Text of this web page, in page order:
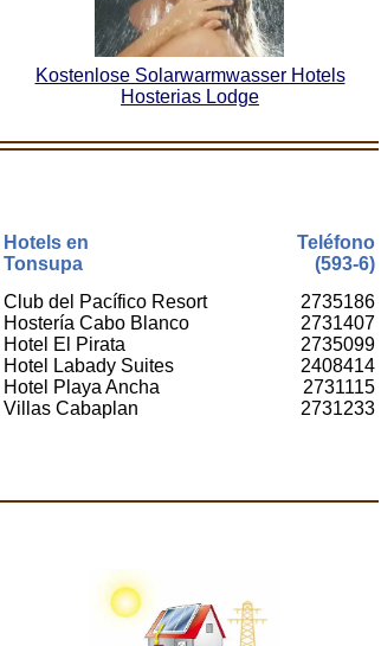
Club del Pacífico Resort
Hostería Cabo Blanco
Hotel El Pirata
Hotel Labady Suites
Hotel Playa Ancha
Villas Cabaplan
2735186
2731407
2735099
2408414
2731115
2731233
Hotels en
Tonsupa
Teléfono
(593-6)
Kostenlose Solarwarmwasser Hotels
Hosterias Lodge